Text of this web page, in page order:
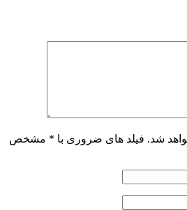
شد. فیلد های ضروری با * مشخص